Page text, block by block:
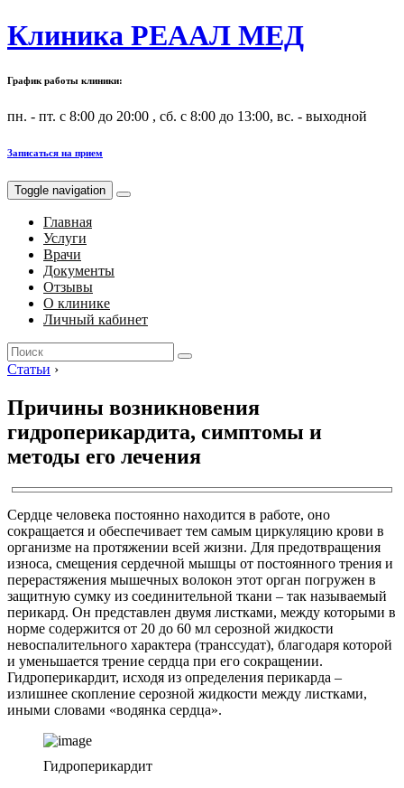
Клиника РЕААЛ МЕД
График работы клиники:
пн. - пт. с 8:00 до 20:00 , сб. с 8:00 до 13:00, вс. - выходной
Записаться на прием
Toggle navigation
Главная
Услуги
Врачи
Документы
Отзывы
О клинике
Личный кабинет
Search
for:
Статьи ›
Причины возникновения
гидроперикардита, симптомы и
методы его лечения
Сердце человека постоянно находится в работе, оно
сокращается и обеспечивает тем самым циркуляцию крови в
организме на протяжении всей жизни. Для предотвращения
износа, смещения сердечной мышцы от постоянного трения и
перерастяжения мышечных волокон этот орган погружен в
защитную сумку из соединительной ткани – так называемый
перикард. Он представлен двумя листками, между которыми в
норме содержится от 20 до 60 мл серозной жидкости
невоспалительного характера (транссудат), благодаря которой
и уменьшается трение сердца при его сокращении.
Гидроперикардит, исходя из определения перикарда –
излишнее скопление серозной жидкости между листками,
иными словами «водянка сердца».
Гидроперикардит